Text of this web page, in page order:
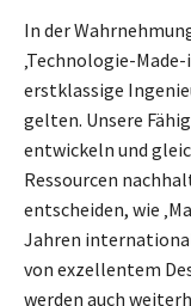
In der
‚Technologie-
erstklassige
gelten. Unsere
entwickeln und
Ressourcen
entscheiden, wie
Jahren
von exzellentem
werden auch